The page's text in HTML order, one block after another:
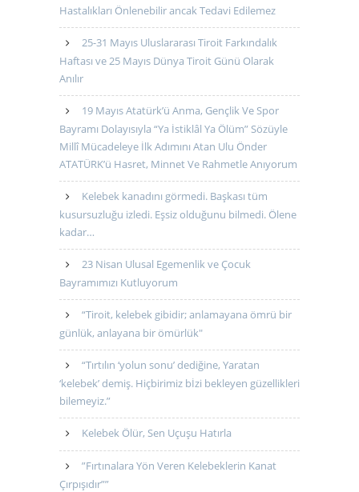
Hastalıkları Önlenebilir ancak Tedavi Edilemez
25-31 Mayıs Uluslararası Tiroit Farkındalık
Haftası ve 25 Mayıs Dünya Tiroit Günü Olarak
Anılır
19 Mayıs Atatürk’ü Anma, Gençlik Ve Spor
Bayramı Dolayısıyla “Ya İstiklâl Ya Ölüm” Sözüyle
Millî Mücadeleye İlk Adımını Atan Ulu Önder
ATATÜRK’ü Hasret, Minnet Ve Rahmetle Anıyorum
Kelebek kanadını görmedi. Başkası tüm
kusursuzluğu izledi. Eşsiz olduğunu bilmedi. Ölene
kadar…
23 Nisan Ulusal Egemenlik ve Çocuk
Bayramımızı Kutluyorum
“Tiroit, kelebek gibidir; anlamayana ömrü bir
günlük, anlayana bir ömürlük"
“Tırtılın ‘yolun sonu’ dediğine, Yaratan
‘kelebek’ demiş. Hiçbirimiz bİzi bekleyen güzellikleri
bilemeyiz.”
Kelebek Ölür, Sen Uçuşu Hatırla
”Fırtınalara Yön Veren Kelebeklerin Kanat
Çırpışıdır””